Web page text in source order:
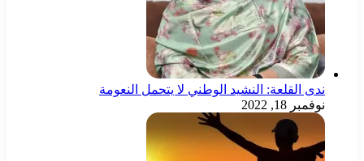
ندى القلعة: النشيد الوطني لا يتحمل النعومة
نوفمبر 18, 2022